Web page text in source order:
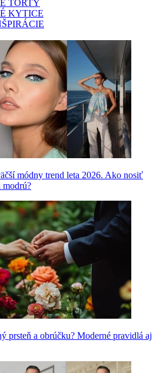
TORTY
KYTICE
módny trend leta 2026. Ako nosiť
modrú?
prsteň a obrúčku? Moderné pravidlá aj